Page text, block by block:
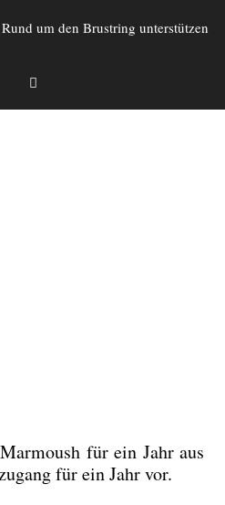
Rund um den Brustring unterstützen
für ein Jahr aus
für ein Jahr vor.